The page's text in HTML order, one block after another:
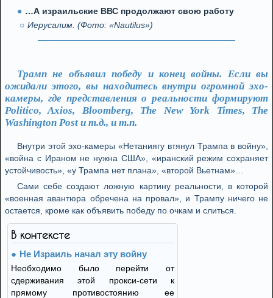
…А израильские ВВС продолжают свою работу
Иерусалим. (Фото: «Nautilus»)
Трамп не объявил победу и конец войны. Если вы
ожидали этого, вы находитесь внутри огромной эхо-
камеры, где представления о реальности формируют
Politico, Axios, Bloomberg, The New York Times, The
Washington Post и т.д., и т.п.
Внутри этой эхо-камеры «Нетаниягу втянул Трампа в войну»,
«война с Ираном не нужна США», «иранский режим сохраняет
устойчивость», «у Трампа нет плана», «второй Вьетнам»…
Сами себе создают ложную картину реальности, в которой
«военная авантюра обречена на провал», и Трампу ничего не
остается, кроме как объявить победу по очкам и слиться.
В контексте
Не Израиль начал эту войну
Необходимо было перейти от
сдерживания этой прокси-сети к
прямому противостоянию ее